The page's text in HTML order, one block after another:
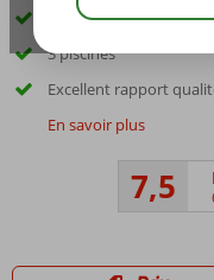
Plage et centre
3 piscines
Excellent rapport
En savoir plus
7,5